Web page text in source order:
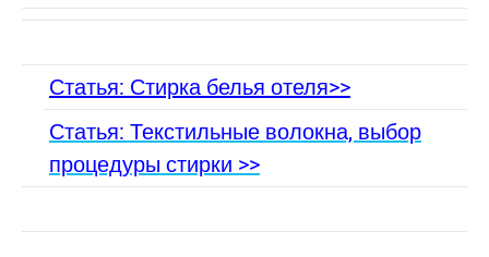
Статья: Стирка белья отеля>>
Статья: Текстильные волокна, выбор
процедуры стирки >>